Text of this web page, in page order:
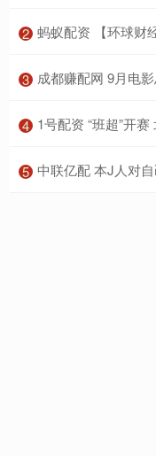
2 蚂蚁配资 【环球财经】美国今夏就
3 成都赚配网 9月电
4 ​1号配资 “班超”开赛 北
5 中联亿配 本J人对